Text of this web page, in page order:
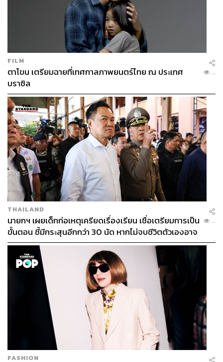
ภาพ: LVMH
ขณะที่ Corona แบรนด์เบียร์แรกที่ได้เป็นผู้สนับสนุนของกีฬา
โอลิมปิก ไม่ได้ชูผลิตภัณฑ์เบียร์แต่อย่างใด เพราะผิดกฎของ
กีฬาโอลิมปิก (ที่จะไม่อนุญาตให้จำหน่ายเครื่องดื่มมึนเมา)
แต่ได้ชูเครื่องดื่มปลอดแอลกอฮอล์ Corona Cero แทน ซึ่งใน
เชิงของแบรนด์เป็นการสร้างภาพจดจำของเครื่องดื่มในฐานะ
ทางเลือก และสร้างการรับรู้ในผลิตภัณฑ์ใหม่ตัวนี้แทนด้วย
Samsung ในฐานะ Global Official Partner ที่มาพร้อม
แคมเปญ ‘Open Always Wins’ ที่สะท้อนถึงคุณค่าแบรนด์
ของ Samsung ที่โอบรับนวัตกรรมและผลักดันให้ก้าวผ่านขีด
จำกัดต่างๆ ซึ่งเหมือนกับสปิริตเกมกีฬาของโอลิมปิกเกมส์ที่
นักกีฬาจะต้องพยายามก้าวข้ามขีดจำกัดความสามารถของ
ตัวเองเพื่อชัยชนะในการแข่งขัน
แค่ตัวอย่างเหล่านี้ก็เชื่อได้ว่าจะมีแบรนด์อีกมากมายที่พร้อม
เดินเครื่องเต็มกำลังไม่แพ้เหล่านักกีฬาในสนาม เพื่อช่วงชิง
เหรียญทองของตัวเองอย่างแน่นอน
ปารีส 2024 ไม่ได้สวยงามขนาดนั้น?
ลงทุนลงแรงขนาดนี้ เจ้าภาพกรุงปารีสย่อมคาดหวังผล
ตอบแทน ซึ่งนอกจากการ Reinventing มหานครปารีสให้
FILM
ตาโขน เตรียมฉายที่เทศกาลภาพยนตร์ไทย ณ ประเทศ
บราซิล
...
THAILAND
นายกฯ เผยเด็กก่อเหตุเครียดเรื่องเรียน เชื่อเตรียมการเป็น
ขั้นตอน ชี้มีกระสุนอีกกว่า 30 นัด หากไม่จบชีวิตตัวเองอาจ
สูญเสียเพิ่ม
...
FASHION